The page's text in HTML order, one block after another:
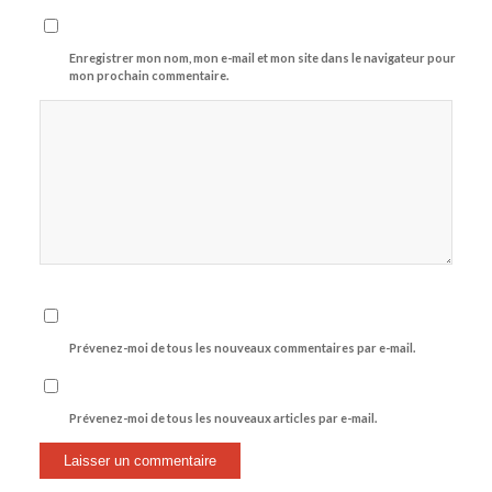
Enregistrer mon nom, mon e-mail et mon site dans le navigateur pour
mon prochain commentaire.
Prévenez-moi de tous les nouveaux commentaires par e-mail.
Prévenez-moi de tous les nouveaux articles par e-mail.